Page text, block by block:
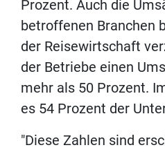
Prozent. Auch die
betroffenen Branchen
der Reisewirtschaft
der Betriebe einen
mehr als 50 Prozent.
es 54 Prozent der
"Diese Zahlen sind